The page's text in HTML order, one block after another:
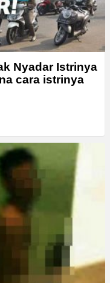
Nyadar Istrinya
cara istrinya